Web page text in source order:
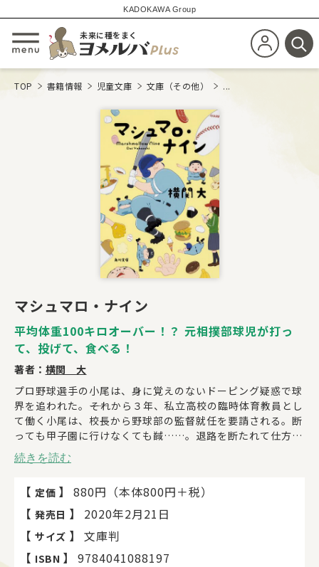
KADOKAWA Group
メニューを開閉する
未来に種をまく
新規会員登
検
TOP 書籍情報 児童文庫 文庫（その他） ...
マシュマロ・ナイン
平均体重100キロオーバー！？ 元相撲部球児が打っ
て、投げて、食べる！
著者： 横関 大
プロ野球選手の小尾は、身に覚えのないドーピング疑惑で球
界を追われた。――それから３年、私立高校の臨時体育教員とし
て働く小尾は、校長から野球部の監督就任を要請される。断
っても甲子園に行けなくても馘……。退路を断たれて仕方な
く引き受けたが、その野球部は、不祥事から無期限活動停止
になった相撲部の部員だけで創られたものだった。並外れた
ツい夏に挑む！
続きを読む
【 定価 】
880円（本体800円＋税）
【 発売日 】
2020年2月21日
【 サイズ 】
文庫判
【 ISBN 】 9784041088197